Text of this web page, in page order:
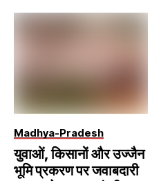
Madhya-Pradesh
युवाओं, किसानों और उज्जैन
भूमि प्रकरण पर जवाबदारी